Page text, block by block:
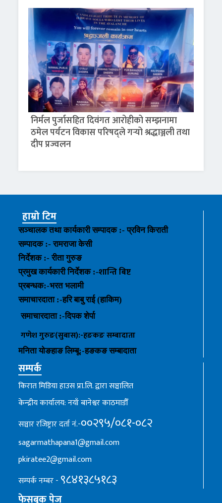
निर्मल पुर्जासहित दिवंगत आरोहीको सम्झनामा
ठमेल पर्यटन विकास परिषद्ले गर्‍यो श्रद्धाञ्जली तथा
दीप प्रज्वलन
हाम्रो टिम
सञ्चालक तथा कार्यकारी सम्पादक :- प्रविन किराती
सम्पादक :- रामराजा केसी
निर्देशक :- रीता गुरुङ
प्रमुख कार्यकारी निर्देशक :-शान्ति बिष्ट
प्रबन्धक:-भरत भलामी
समाचारदाता :-हरि बाबु राई (हाकिम)
समाचारदाता :-दिपक शेर्पा
गणेश गुरुङ(सुबास):-हङकङसम्बादाता
मनिता योङहाङलिम्बू:-हङकङ सम्बादाता
सम्पर्क
किरात मिडिया हाउस प्रा.लि. द्वारा सञ्चालित
केन्द्रीय कार्यालय: नयाँ बानेश्वर काठमाडौँ
सञ्चार रजिष्ट्रार दर्ता नं.-००२९५/०८१-०८२
sagarmathapana1@gmail.com
pkiratee2@gmail.com
सम्पर्क नम्बर - ९८४१३८५१८३